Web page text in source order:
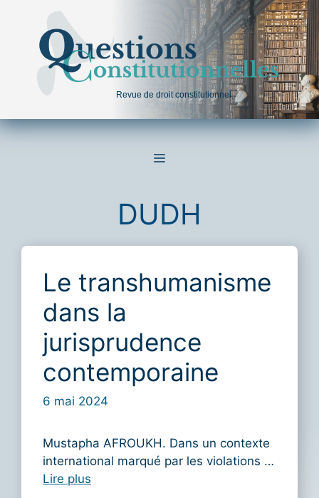
contenu
Revue de droit constitutionnel
MENU
DUDH
Le transhumanisme
dans la
jurisprudence
contemporaine
6 mai 2024
Mustapha AFROUKH. Dans un contexte
international marqué par les violations …
Lire plus